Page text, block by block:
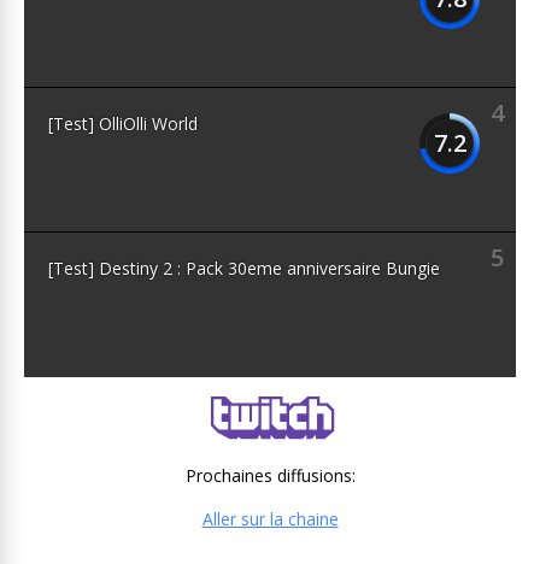
4
7.2
[Test] OlliOlli World
5
[Test] Destiny 2 : Pack 30eme anniversaire Bungie
Prochaines diffusions:
Aller sur la chaine